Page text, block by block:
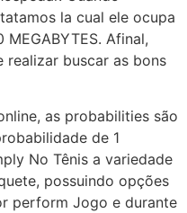
la cual ele ocupa
Afinal,
realizar buscar as bons
as probabilities são
de 1
No Tênis a variedade
possuindo opções
perform Jogo e durante